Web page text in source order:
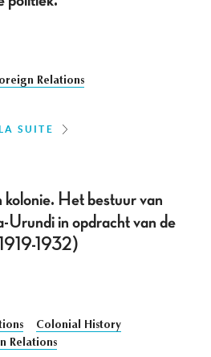
Relations
SUITE
kolonie. Het bestuur van
Urundi in opdracht van de
1932)
Colonial History
Relations